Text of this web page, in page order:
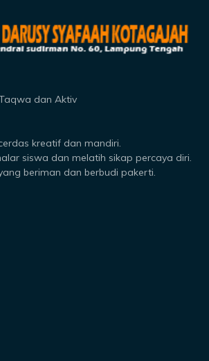
dan Aktiv
kreatif dan mandiri.
siswa dan melatih sikap percaya diri.
beriman dan berbudi pakerti.